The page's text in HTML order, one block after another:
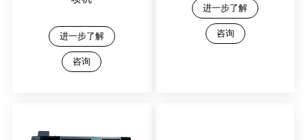
进一步了解
咨询
进一步了解
咨询